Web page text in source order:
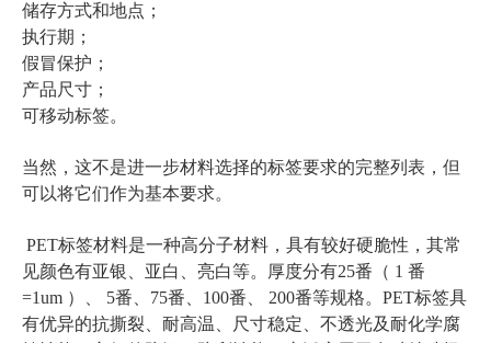
储存方式和地点；
执行期；
假冒保护；
产品尺寸；
可移动标签。
当然，这不是进一步材料选择的标签要求的完整列表，但
可以将它们作为基本要求。
PET标签材料是一种高分子材料，具有较好硬脆性，其常
见颜色有亚银、亚白、亮白等。厚度分有25番（ 1 番
=1um ）、 5番、75番、100番、 200番等规格。PET标签具
有优异的抗撕裂、耐高温、尺寸稳定、不透光及耐化学腐